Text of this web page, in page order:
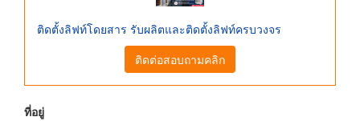
ติดตั้งลิฟท์โดยสาร รับผลิตและติดตั้งลิฟท์ครบวงจร
ติดต่อสอบถามคลิก
ที่อยู่